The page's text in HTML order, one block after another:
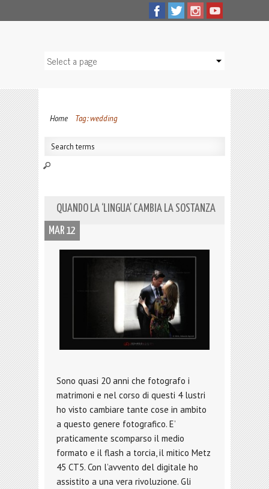
Home Tag: wedding
QUANDO LA ‘LINGUA’ CAMBIA LA SOSTANZA
MAR 12
Sono quasi 20 anni che fotografo i
matrimoni e nel corso di questi 4 lustri
ho visto cambiare tante cose in ambito
a questo genere fotografico. E’
praticamente scomparso il medio
formato e il flash a torcia, il mitico Metz
45 CT5. Con l’avvento del digitale ho
assistito a una vera rivoluzione. Gli